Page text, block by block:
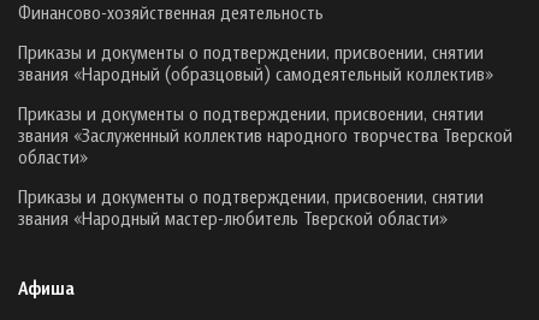
Финансово-хозяйственная деятельность
Приказы и документы о подтверждении, присвоении, снятии
звания «Народный (образцовый) самодеятельный коллектив»
Приказы и документы о подтверждении, присвоении, снятии
звания «Заслуженный коллектив народного творчества Тверской
области»
Приказы и документы о подтверждении, присвоении, снятии
звания «Народный мастер-любитель Тверской области»
Афиша